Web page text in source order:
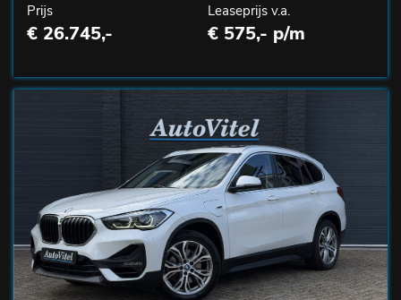
Prijs
€ 26.745,-
Leaseprijs v.a.
€ 575,- p/m